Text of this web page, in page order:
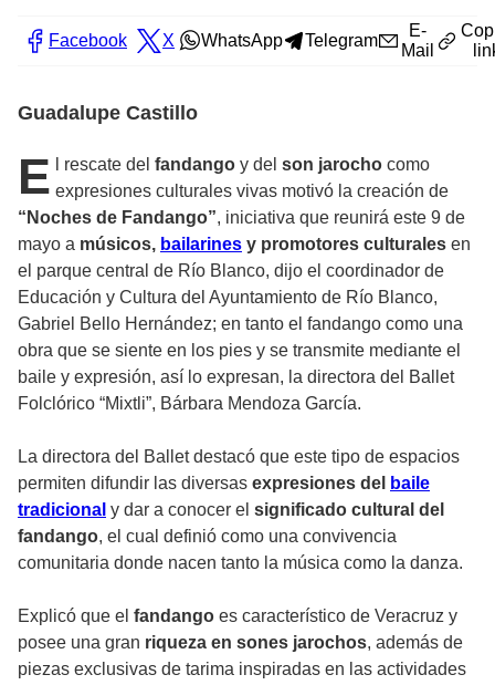
Facebook X WhatsApp Telegram
E-
Mail
Guadalupe Castillo
E l rescate del fandango y del son jarocho como
expresiones culturales vivas motivó la creación de
“Noches de Fandango”, iniciativa que reunirá este 9 de
mayo a músicos, bailarines y promotores culturales en
el parque central de Río Blanco, dijo el coordinador de
Educación y Cultura del Ayuntamiento de Río Blanco,
Gabriel Bello Hernández; en tanto el fandango como una
obra que se siente en los pies y se transmite mediante el
baile y expresión, así lo expresan, la directora del Ballet
Folclórico “Mixtli”, Bárbara Mendoza García.
La directora del Ballet destacó que este tipo de espacios
permiten difundir las diversas expresiones del
baile
tradicional y dar a conocer el significado cultural del
fandango, el cual definió como una convivencia
comunitaria donde nacen tanto la música como la danza.
Explicó que el fandango es característico de Veracruz y
posee una gran riqueza en sones jarochos, además de
piezas exclusivas de tarima inspiradas en las actividades